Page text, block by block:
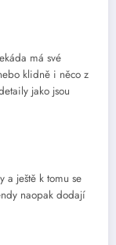
má své
klidně i něco z
jako jsou
a ještě k tomu se
naopak dodají